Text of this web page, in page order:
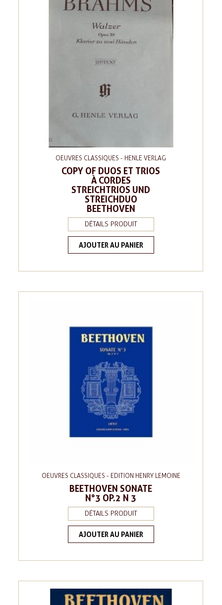
OEUVRES CLASSIQUES - HENLE VERLAG
COPY OF DUOS ET TRIOS
À CORDES
STREICHTRIOS UND
STREICHDUO
BEETHOVEN
DÉTAILS PRODUIT
AJOUTER AU PANIER
OEUVRES CLASSIQUES - EDITION HENRY LEMOINE
BEETHOVEN SONATE
N°3 OP.2 N 3
DÉTAILS PRODUIT
AJOUTER AU PANIER